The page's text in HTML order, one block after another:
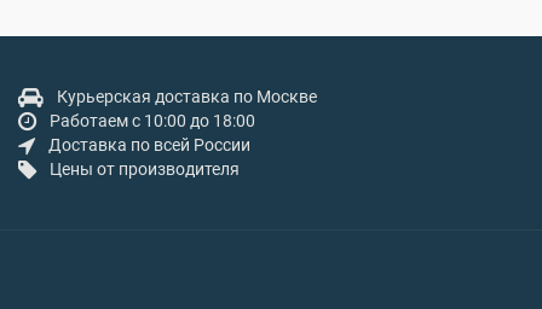
Курьерская доставка по Москве
Работаем с 10:00 до 18:00
Доставка по всей России
Цены от производителя